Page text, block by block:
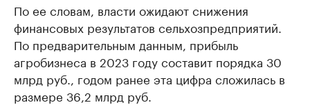
По ее словам, власти ожидают снижения
финансовых результатов сельхозпредприятий.
По предварительным данным, прибыль
агробизнеса в 2023 году составит порядка 30
млрд руб., годом ранее эта цифра сложилась в
размере 36,2 млрд руб.